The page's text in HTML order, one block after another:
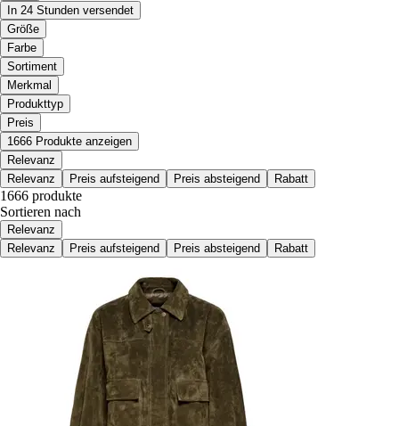
In 24 Stunden versendet
Größe
Farbe
Sortiment
Merkmal
Produkttyp
Preis
1666 Produkte anzeigen
Relevanz
Relevanz
Preis aufsteigend Preis absteigend Rabatt
1666 produkte
Sortieren nach
Relevanz
Relevanz
Preis aufsteigend Preis absteigend Rabatt